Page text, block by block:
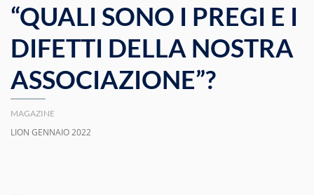
“QUALI SONO I PREGI E I
DIFETTI DELLA NOSTRA
ASSOCIAZIONE”?
MAGAZINE
LION GENNAIO 2022